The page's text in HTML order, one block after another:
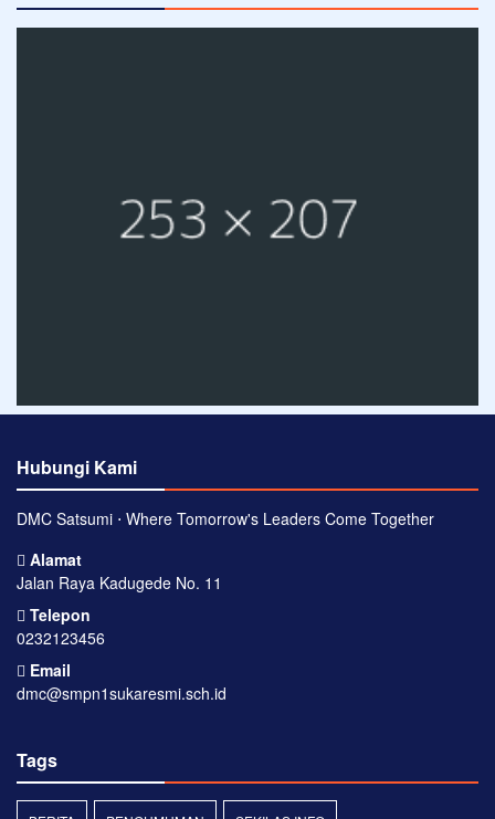
Hubungi Kami
DMC Satsumi ⋅ Where Tomorrow's Leaders Come Together
Alamat
Jalan Raya Kadugede No. 11
Telepon
0232123456
Email
dmc@smpn1sukaresmi.sch.id
Tags